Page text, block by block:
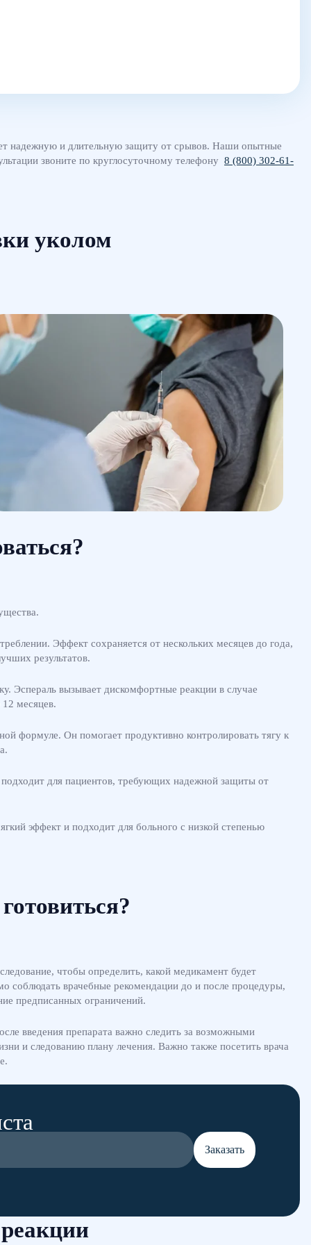
надежную и длительную защиту от срывов. Наши опытные
звоните по круглосуточному телефону 8 (800) 302-61-
уколом
Эффект сохраняется от нескольких месяцев до года,
результатов.
Эспераль вызывает дискомфортные реакции в случае
месяцев.
формуле. Он помогает продуктивно контролировать тягу к
подходит для пациентов, требующих надежной защиты от
эффект и подходит для больного с низкой степенью
чтобы определить, какой медикамент будет
соблюдать врачебные рекомендации до и после процедуры,
предписанных ограничений.
введения препарата важно следить за возможными
и следованию плану лечения. Важно также посетить врача
Заказать